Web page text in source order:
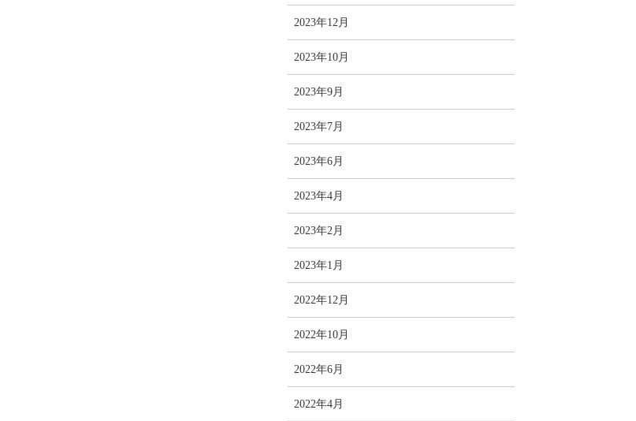
2023年12月
2023年10月
2023年9月
2023年7月
2023年6月
2023年4月
2023年2月
2023年1月
2022年12月
2022年10月
2022年6月
2022年4月